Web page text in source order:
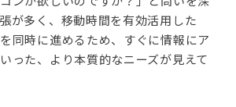
が多く、移動時間を有効活用した
同時に進めるため、すぐに情報にア
った、より本質的なニーズが見えて